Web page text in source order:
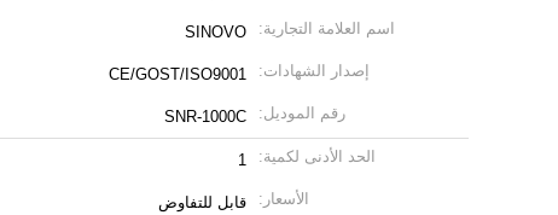
اسم العلامة التجارية: SINOVO
إصدار الشهادات: CE/GOST/ISO9001
رقم الموديل: SNR-1000C
الحد الأدنى لكمية: 1
الأسعار: قابل للتفاوض